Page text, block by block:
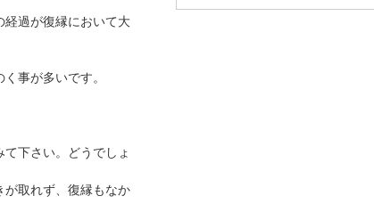
経過が復縁において大
事が多いです。
下さい。どうでしょ
が取れず、復縁もなか